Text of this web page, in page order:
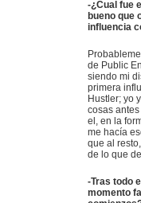
-¿Cual fue
bueno que
influencia
de Public
siendo mi
primera
Hustler; yo
cosas
el, en la
me hacía
que al
de lo que
-Tras todo
momento